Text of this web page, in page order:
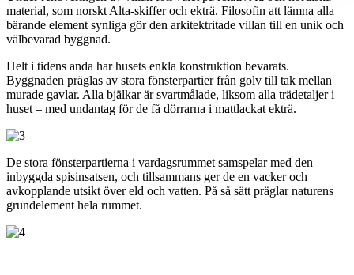
material, som norskt Alta-skiffer och ekträ. Filosofin att lämna alla
bärande element synliga gör den arkitektritade villan till en unik och
välbevarad byggnad.
Helt i tidens anda har husets enkla konstruktion bevarats.
Byggnaden präglas av stora fönsterpartier från golv till tak mellan
murade gavlar. Alla bjälkar är svartmålade, liksom alla trädetaljer i
huset – med undantag för de få dörrarna i mattlackat ekträ.
De stora fönsterpartierna i vardagsrummet samspelar med den
inbyggda spisinsatsen, och tillsammans ger de en vacker och
avkopplande utsikt över eld och vatten. På så sätt präglar naturens
grundelement hela rummet.